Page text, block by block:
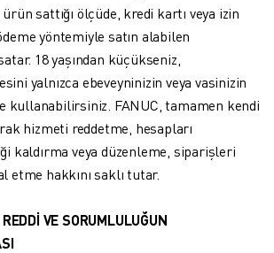
sattığı ölçüde, kredi kartı veya izin
yöntemiyle satın alabilen
18 yaşından küçükseniz,
yalnızca ebeveyninizin veya vasinizin
kullanabilirsiniz. FANUC, tamamen kendi
hizmeti reddetme, hesapları
kaldırma veya düzenleme, siparişleri
etme hakkını saklı tutar.
VE SORUMLULUĞUN